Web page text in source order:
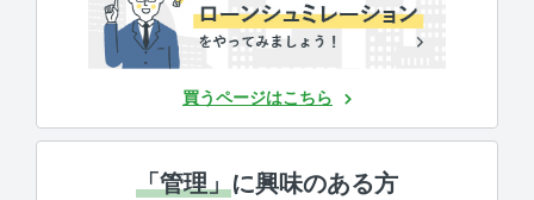
買うページはこちら
「管理」に興味のある方